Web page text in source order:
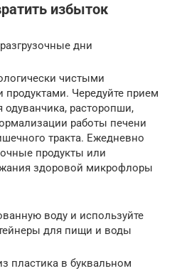
избыток
дни
чистыми
Чередуйте прием
одуванчика, расторопши,
работы печени
тракта. Ежедневно
продукты или
здоровой микрофлоры
воду и используйте
для пищи и воды
пластика в буквальном